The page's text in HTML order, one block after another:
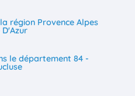
région Provence Alpes
le département 84 -